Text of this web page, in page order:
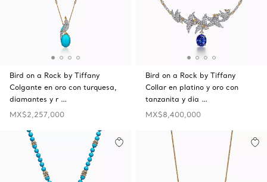
Bird on a Rock by Tiffany
Colgante en oro con turquesa,
diamantes y r …
MX$2,257,000
Bird on a Rock by Tiffany
Collar en platino y oro con
tanzanita y dia …
MX$8,400,000